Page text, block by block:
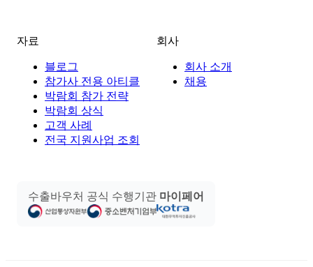
자료
블로그
참가사 전용 아티클
박람회 참가 전략
박람회 상식
고객 사례
전국 지원사업 조회
회사
회사 소개
채용
수출바우처 공식 수행기관 마이페어